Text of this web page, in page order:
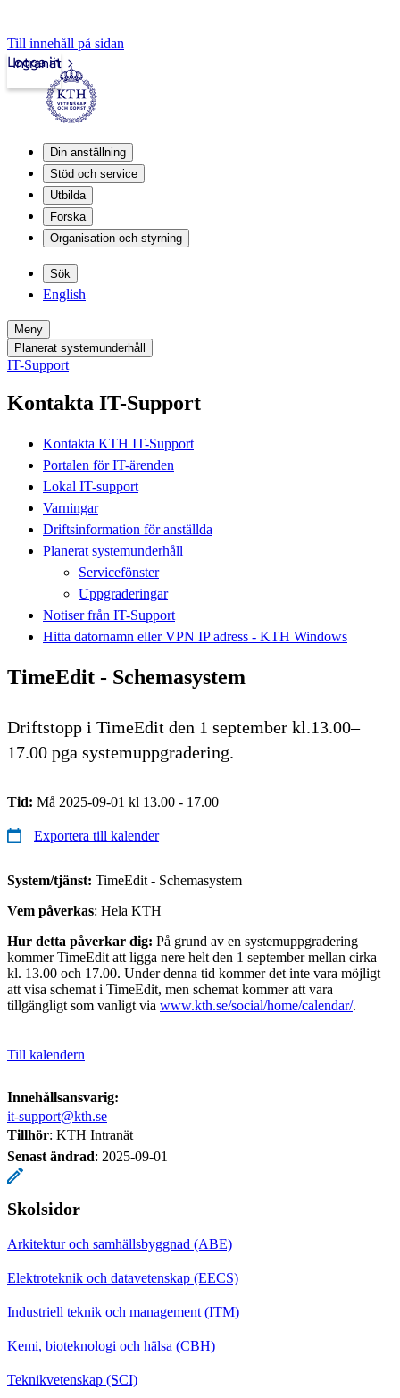
Till innehåll på sidan
Intranät
Logga in
Din anställning
Stöd och service
Utbilda
Forska
Organisation och styrning
Sök
English
Meny
Planerat systemunderhåll
IT-Support
Kontakta IT-Support
Kontakta KTH IT-Support
Portalen för IT-ärenden
Lokal IT-support
Varningar
Driftsinformation för anställda
Planerat systemunderhåll
Servicefönster
Uppgraderingar
Notiser från IT-Support
Hitta datornamn eller VPN IP adress - KTH Windows
TimeEdit - Schemasystem
Driftstopp i TimeEdit den 1 september kl.13.00–
17.00 pga systemuppgradering.
Tid: Må 2025-09-01 kl 13.00 - 17.00
Exportera till kalender
System/tjänst: TimeEdit - Schemasystem
Vem påverkas: Hela KTH
Hur detta påverkar dig: På grund av en systemuppgradering
kommer TimeEdit att ligga nere helt den 1 september mellan cirka
kl. 13.00 och 17.00. Under denna tid kommer det inte vara möjligt
att visa schemat i TimeEdit, men schemat kommer att vara
tillgängligt som vanligt via www.kth.se/social/home/calendar/.
Till kalendern
Innehållsansvarig:
it-support@kth.se
Tillhör: KTH Intranät
Senast ändrad: 2025-09-01
Skolsidor
Arkitektur och samhällsbyggnad (ABE)
Elektroteknik och datavetenskap (EECS)
Industriell teknik och management (ITM)
Kemi, bioteknologi och hälsa (CBH)
Teknikvetenskap (SCI)